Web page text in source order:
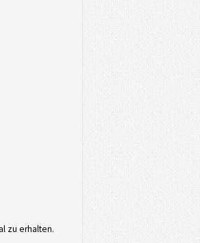
zu erhalten.